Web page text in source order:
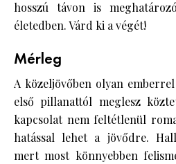
hosszú távon is
életedben. Várd ki a végét!
Mérleg
A közeljövőben olyan
első pillanattól meglesz
kapcsolat nem feltétlenül
hatással lehet a jövődre.
mert most könnyebben